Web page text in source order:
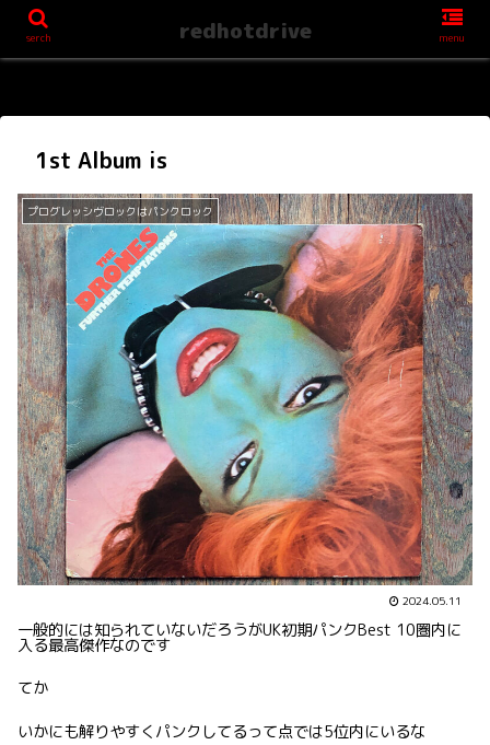
1st Album is
プログレッシヴロックはパンクロック
2024.05.11
一般的には知られていないだろうがUK初期パンクBest 10圏内に
入る最高傑作なのです
てか
いかにも解りやすくパンクしてるって点では5位内にいるな
serch redhotdrive menu